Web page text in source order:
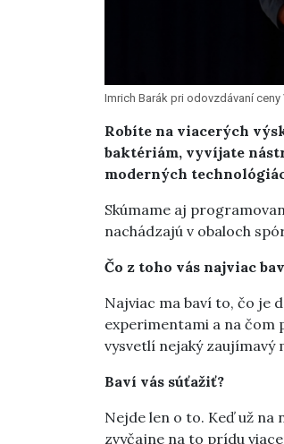
Imrich Barák pri odovzdávaní
Robíte na viacerých
baktériám, vyvíjate
moderných
Skúmame aj
nachádzajú v obaloch
Čo z toho vás najviac
Najviac ma baví to, čo je
experimentami a na čom
vysvetlí nejaký zaujímavý
Baví vás súťažiť?
Nejde len o to. Keď už na
zvyčajne na to prídu